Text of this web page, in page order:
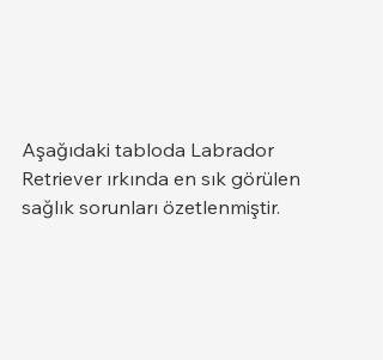
Aşağıdaki tabloda Labrador
Retriever ırkında en sık görülen
sağlık sorunları özetlenmiştir.